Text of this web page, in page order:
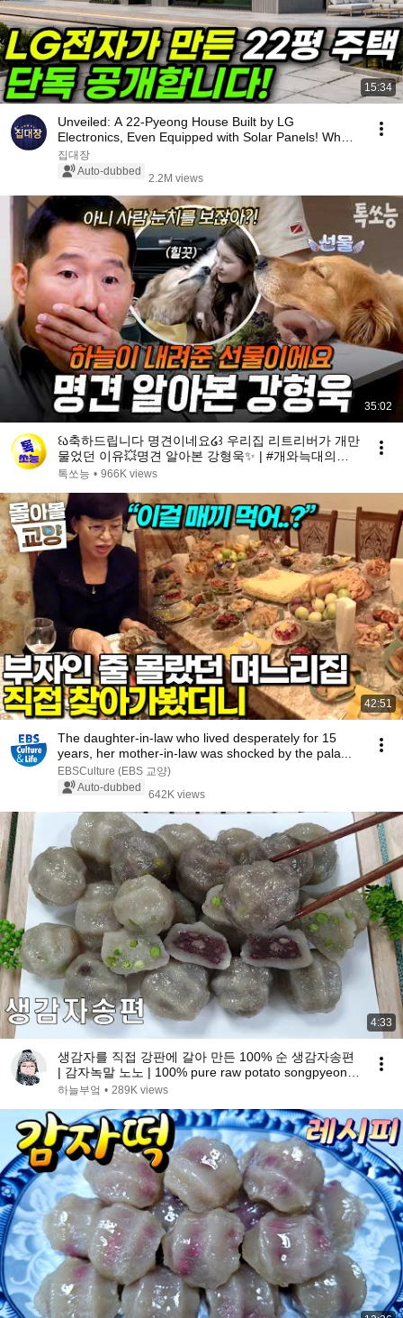
15:34
Unveiled: A 22-Pyeong House Built by LG
Electronics, Even Equipped with Solar Panels! What
Happen...
집대장
Auto-dubbed
2.2M views
35:02
꒰ა축하드립니다 명견이네요໒꒱ 우리집 리트리버가 개만
물었던 이유💥명견 알아본 강형욱✨ | #개와늑대의시
간2 6회
톡쏘능 • 966K views
42:51
The daughter-in-law who lived desperately for 15
years, her mother-in-law was shocked by the pala...
EBSCulture (EBS 교양)
Auto-dubbed
642K views
4:33
생감자를 직접 강판에 갈아 만든 100% 순 생감자송편
| 감자녹말 노노 | 100% pure raw potato songpyeon
made from ground potatoes
하늘부엌 • 289K views